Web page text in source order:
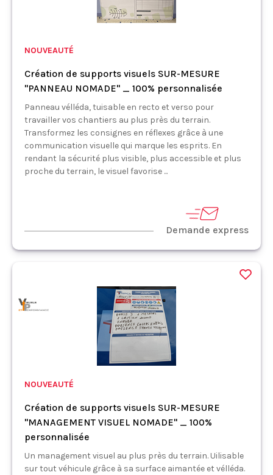
NOUVEAUTÉ
Création de supports visuels SUR-MESURE
"PANNEAU NOMADE" _ 100% personnalisée
Panneau vélléda, tuisable en recto et verso pour
travailler vos chantiers au plus près du terrain.
Transformez les consignes en réflexes grâce à une
communication visuelle qui marque les esprits. En
rendant la sécurité plus visible, plus accessible et plus
proche du terrain, le visuel favorise ...
Demande express
NOUVEAUTÉ
Création de supports visuels SUR-MESURE
"MANAGEMENT VISUEL NOMADE" _ 100%
personnalisée
Un management visuel au plus près du terrain. Uilisable
sur tout véhicule grâce à sa surface aimantée et vélléda.